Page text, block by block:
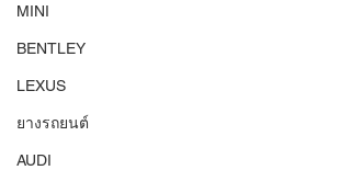
MINI
BENTLEY
LEXUS
ยางรถยนต์
AUDI